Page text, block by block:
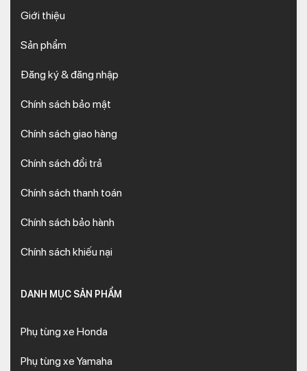
Giới thiệu
Sản phẩm
Đăng ký & đăng nhập
Chính sách bảo mật
Chính sách giao hàng
Chính sách đổi trả
Chính sách thanh toán
Chính sách bảo hành
Chính sách khiếu nại
DANH MỤC SẢN PHẨM
Phụ tùng xe Honda
Phụ tùng xe Yamaha